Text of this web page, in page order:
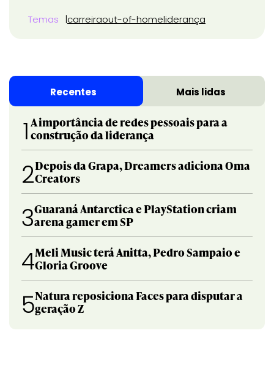
Temas carreiraout-of-homeliderança
Recentes Mais lidas
1 A importância de redes pessoais para a
construção da liderança
2Depois da Grapa, Dreamers adiciona Oma
Creators
3Guaraná Antarctica e PlayStation criam
arena gamer em SP
4Meli Music terá Anitta, Pedro Sampaio e
Gloria Groove
5Natura reposiciona Faces para disputar a
geração Z